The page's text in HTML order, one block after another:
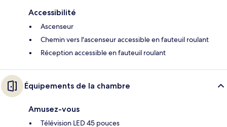
Accessibilité
Ascenseur
Chemin vers l'ascenseur accessible en fauteuil roulant
Réception accessible en fauteuil roulant
Équipements de la chambre
Amusez-vous
Télévision LED 45 pouces